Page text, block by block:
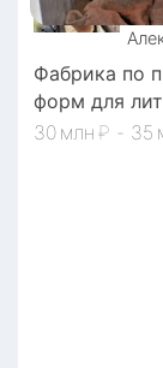
Фабрика по
форм для
30
₽ - 35